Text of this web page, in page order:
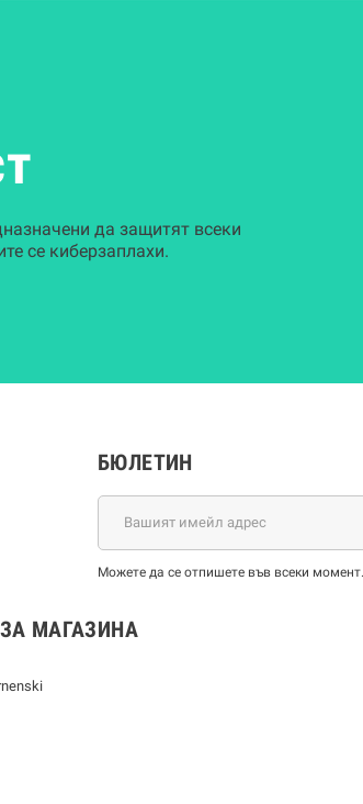
да защитят всеки
се киберзаплахи.
БЮЛЕТИН
Можете да се отпишете във всеки
МАГАЗИНА